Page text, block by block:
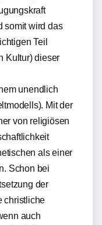
somit wird das
Teil
Kultur) dieser
unendlich
Mit der
von religiösen
als einer
Schon bei
der
christliche
auch